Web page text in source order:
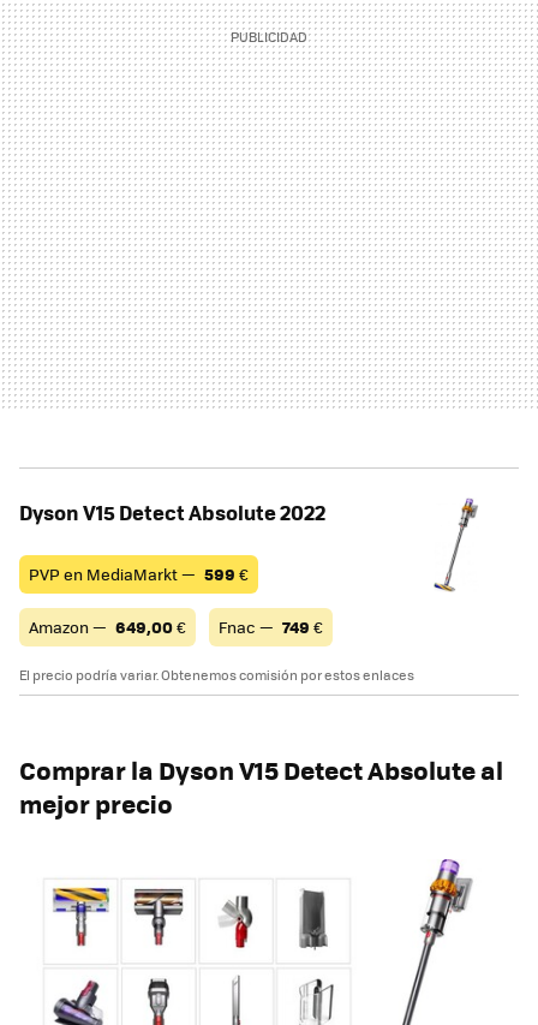
Dyson V15 Detect Absolute 2022
PVP en MediaMarkt — 599 €
Amazon — 649,00€ Fnac — 749 €
El precio podría variar. Obtenemos comisión por estos enlaces
Comprar la Dyson V15 Detect Absolute al
mejor precio